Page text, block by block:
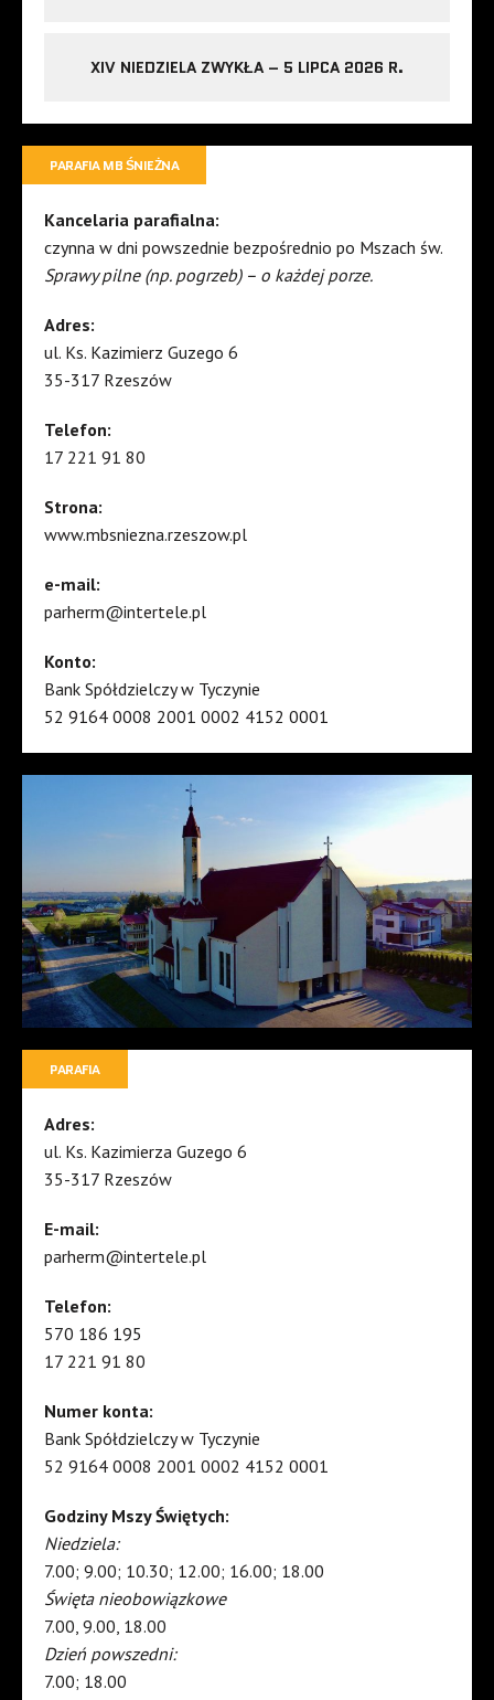
XIV NIEDZIELA ZWYKŁA – 5 LIPCA 2026 R.
PARAFIA MB ŚNIEŻNA
Kancelaria parafialna:
czynna w dni powszednie bezpośrednio po Mszach św.
Sprawy pilne (np. pogrzeb) – o każdej porze.
Adres:
ul. Ks. Kazimierz Guzego 6
35-317 Rzeszów
Telefon:
17 221 91 80
Strona:
www.mbsniezna.rzeszow.pl
e-mail:
parherm@intertele.pl
Konto:
Bank Spółdzielczy w Tyczynie
52 9164 0008 2001 0002 4152 0001
PARAFIA
Adres:
ul. Ks. Kazimierza Guzego 6
35-317 Rzeszów
E-mail:
parherm@intertele.pl
Telefon:
570 186 195
17 221 91 80
Numer konta:
Bank Spółdzielczy w Tyczynie
52 9164 0008 2001 0002 4152 0001
Godziny Mszy Świętych:
Niedziela:
7.00; 9.00; 10.30; 12.00; 16.00; 18.00
Święta nieobowiązkowe
7.00, 9.00, 18.00
Dzień powszedni:
7.00; 18.00